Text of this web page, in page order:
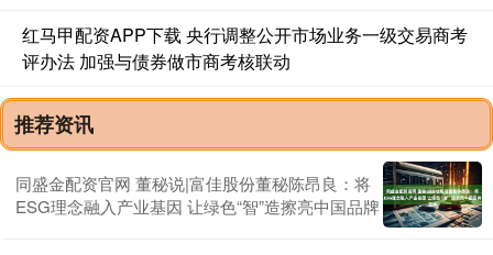
红马甲配资APP下载 央行调整公开市场业务一级交易商考
评办法 加强与债券做市商考核联动
推荐资讯
同盛金配资官网 董秘说|富佳股份董秘陈昂良：将
ESG理念融入产业基因 让绿色“智”造擦亮中国品牌